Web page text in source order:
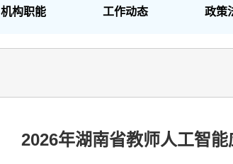
机构职能 工作动态 政策
2026年湖南省教师人工智